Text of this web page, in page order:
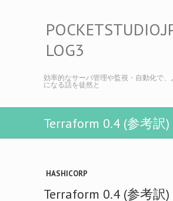
LOG3
効率的なサーバ管理や監視・自動化で、
になる話を徒然と
Terraform 0.4 (参考訳)
HASHICORP
Terraform 0.4 (参考訳)